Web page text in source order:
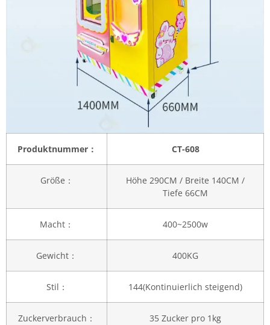
Produktnummer： CT-608
Größe：
Höhe 290CM / Breite 140CM /
Tiefe 66CM
Macht： 400~2500w
Gewicht： 400KG
Stil： 144(Kontinuierlich steigend)
Zuckerverbrauch： 35 Zucker pro 1kg